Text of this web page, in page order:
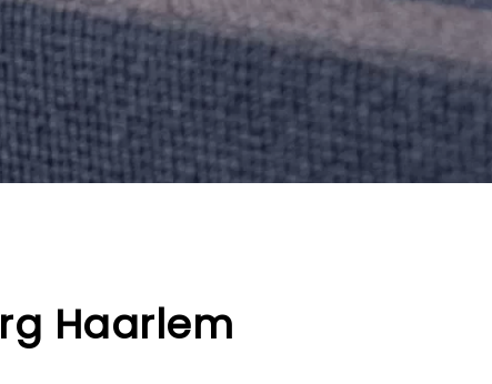
Haarlem